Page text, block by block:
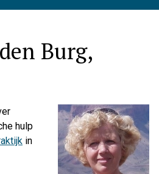
Burg,
hulp
in